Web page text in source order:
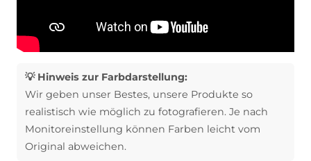
💡 Hinweis zur Farbdarstellung:
Wir geben unser Bestes, unsere Produkte so
realistisch wie möglich zu fotografieren. Je nach
Monitoreinstellung können Farben leicht vom
Original abweichen.